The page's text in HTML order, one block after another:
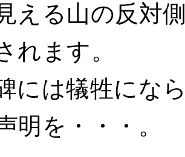
える山の反対
れます。
には犠牲にな
明を・・・。